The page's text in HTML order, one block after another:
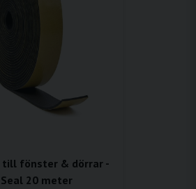
fönster & dörrar -
20 meter